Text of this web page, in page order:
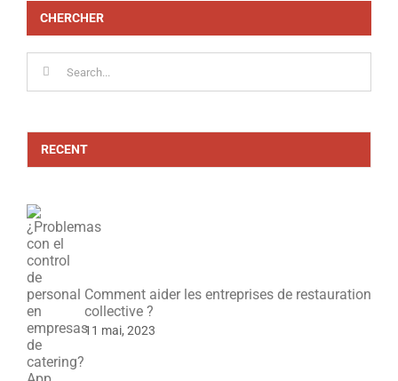
CHERCHER
RECENT
Comment aider les entreprises de restauration
collective ?
11 mai, 2023